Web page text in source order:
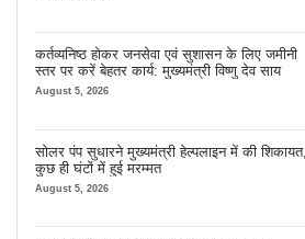
कर्तव्यनिष्ठ होकर जनसेवा एवं सुशासन के लिए जमीनी
स्तर पर करें बेहतर कार्य: मुख्यमंत्री विष्णु देव साय
August 5, 2026
सोलर पंप सुधारने मुख्यमंत्री हेल्पलाइन में की शिकायत,
कुछ ही घंटों में हुई मरम्मत
August 5, 2026